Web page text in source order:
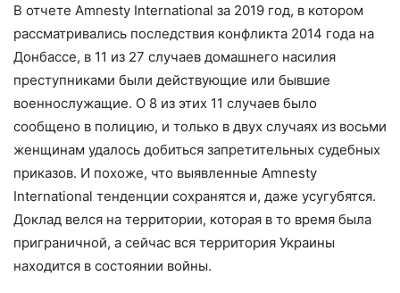
В отчете Amnesty International за 2019 год, в котором
рассматривались последствия конфликта 2014 года на
Донбассе, в 11 из 27 случаев домашнего насилия
преступниками были действующие или бывшие
военнослужащие. О 8 из этих 11 случаев было
сообщено в полицию, и только в двух случаях из восьми
женщинам удалось добиться запретительных судебных
приказов. И похоже, что выявленные Amnesty
International тенденции сохранятся и, даже усугубятся.
Доклад велся на территории, которая в то время была
приграничной, а сейчас вся территория Украины
находится в состоянии войны.